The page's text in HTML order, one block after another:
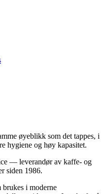
øyeblikk som det tappes, i
hygiene og høy kapasitet.
— leverandør av kaffe- og
siden 1986.
i moderne